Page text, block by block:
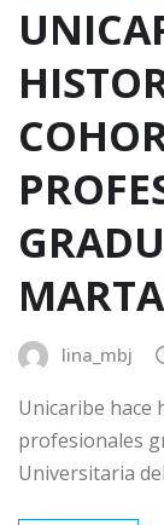
MARTA
lina_mbj
Unicaribe hace
profesionales
Universitaria